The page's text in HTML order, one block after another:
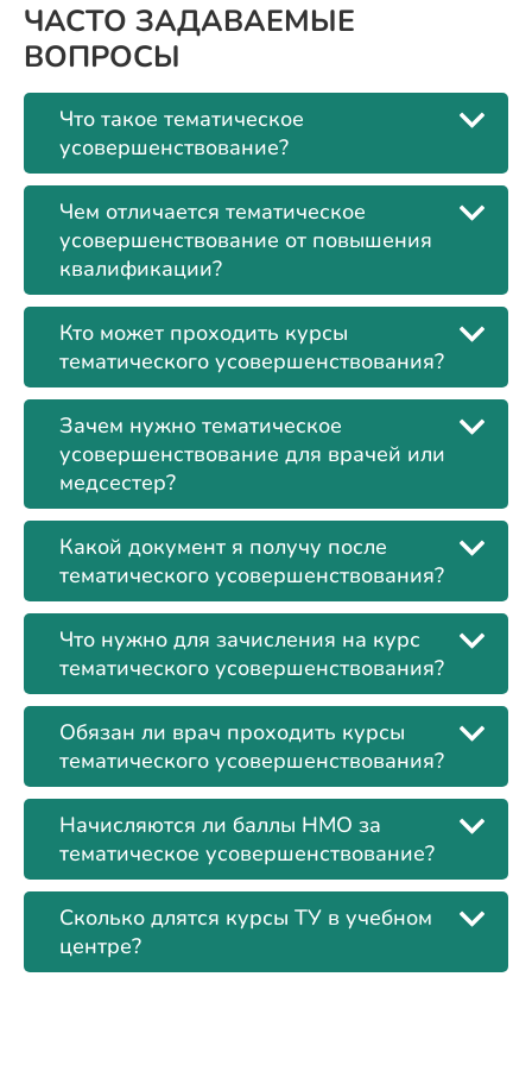
ЧАСТО ЗАДАВАЕМЫЕ
ВОПРОСЫ
Что такое тематическое
усовершенствование?
Чем отличается тематическое
усовершенствование от повышения
квалификации?
Кто может проходить курсы
тематического усовершенствования?
Зачем нужно тематическое
усовершенствование для врачей или
медсестер?
Какой документ я получу после
тематического усовершенствования?
Что нужно для зачисления на курс
тематического усовершенствования?
Обязан ли врач проходить курсы
тематического усовершенствования?
Начисляются ли баллы НМО за
тематическое усовершенствование?
Сколько длятся курсы ТУ в учебном
центре?